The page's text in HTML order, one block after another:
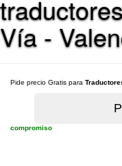
Vía -
Pide precio Gratis para
compromiso